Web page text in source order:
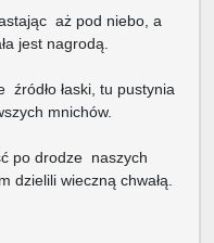
aż pod niebo, a
jest nagrodą.
źródło łaski, tu pustynia
mnichów.
po drodze naszych
dzielili wieczną chwałą.